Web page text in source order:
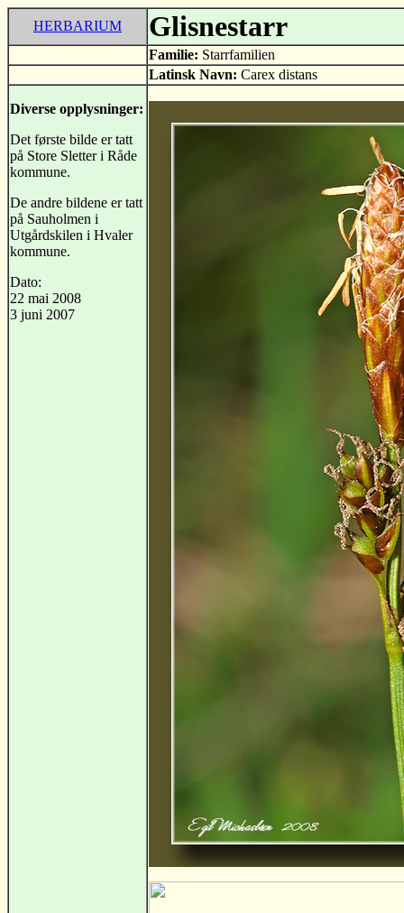
HERBARIUM Glisnestarr
Familie: Starrfamilien
Latinsk Navn: Carex distans
Diverse opplysninger:
Det første bilde er tatt
på Store Sletter i Råde
kommune.
De andre bildene er tatt
på Sauholmen i
Utgårdskilen i Hvaler
kommune.
Dato:
22 mai 2008
3 juni 2007